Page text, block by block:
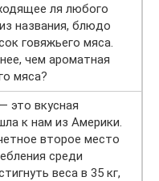
ля любого
названия, блюдо
говяжьего мяса.
чем ароматная
мяса?
это вкусная
к нам из Америки.
второе место
среди
веса в 35 кг,